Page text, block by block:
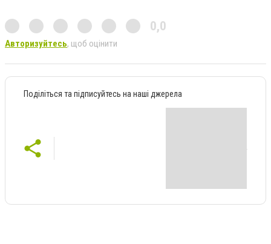
0,0
Авторизуйтесь, щоб оцінити
Поділіться та підписуйтесь на наші джерела